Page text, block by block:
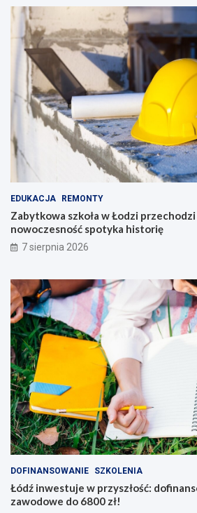
EDUKACJA REMONTY
Zabytkowa szkoła w Łodzi
nowoczesność spotyka historię
7 sierpnia 2026
DOFINANSOWANIE SZKOLENIA
Łódź inwestuje w przyszłość:
zawodowe do 6800 zł!